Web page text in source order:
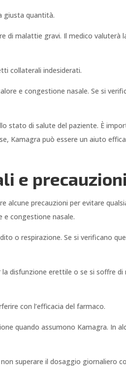
giusta quantità.
di malattie gravi. Il medico valuterà
collaterali indesiderati.
e congestione nasale. Se si
stato di salute del paziente. È
Kamagra può essere un aiuto
e
precauzioni per evitare
e congestione nasale.
o respirazione. Se si verificano
disfunzione erettile o se si soffre
con l’efficacia del farmaco.
quando assumono Kamagra. In
superare il dosaggio giornaliero